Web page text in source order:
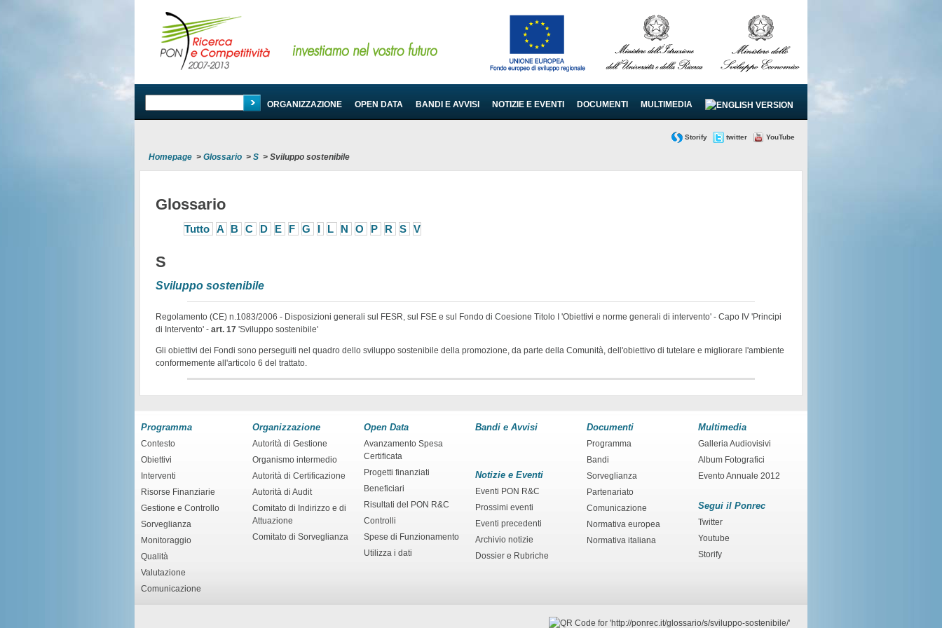
PROGRAMMA ORGANIZZAZIONE OPEN DATA BANDI E AVVISI NOTIZIE E EVENTI DOCUMENTI MULTIMEDIA
Storify twitter YouTube
Homepage > Glossario > S > Sviluppo sostenibile
Glossario
Tutto A B C D E F G I L N O P R S V
S
Sviluppo sostenibile
Regolamento (CE) n.1083/2006 - Disposizioni generali sul FESR, sul FSE e sul Fondo di Coesione Titolo I 'Obiettivi e norme generali di intervento' - Capo IV 'Principi
di Intervento' - art. 17 'Sviluppo sostenibile'
Gli obiettivi dei Fondi sono perseguiti nel quadro dello sviluppo sostenibile della promozione, da parte della Comunità, dell'obiettivo di tutelare e migliorare l'ambiente
conformemente all'articolo 6 del trattato.
Programma
Contesto
Obiettivi
Interventi
Risorse Finanziarie
Gestione e Controllo
Sorveglianza
Monitoraggio
Qualità
Valutazione
Comunicazione
Organizzazione
Autorità di Gestione
Organismo intermedio
Autorità di Certificazione
Autorità di Audit
Comitato di Indirizzo e di
Attuazione
Comitato di Sorveglianza
Open Data
Avanzamento Spesa
Certificata
Progetti finanziati
Beneficiari
Risultati del PON R&C
Controlli
Spese di Funzionamento
Utilizza i dati
Bandi e Avvisi
Notizie e Eventi
Eventi PON R&C
Prossimi eventi
Eventi precedenti
Archivio notizie
Dossier e Rubriche
Documenti
Programma
Bandi
Sorveglianza
Partenariato
Comunicazione
Normativa europea
Normativa italiana
Multimedia
Galleria Audiovisivi
Album Fotografici
Evento Annuale 2012
Segui il Ponrec
Twitter
Youtube
Storify